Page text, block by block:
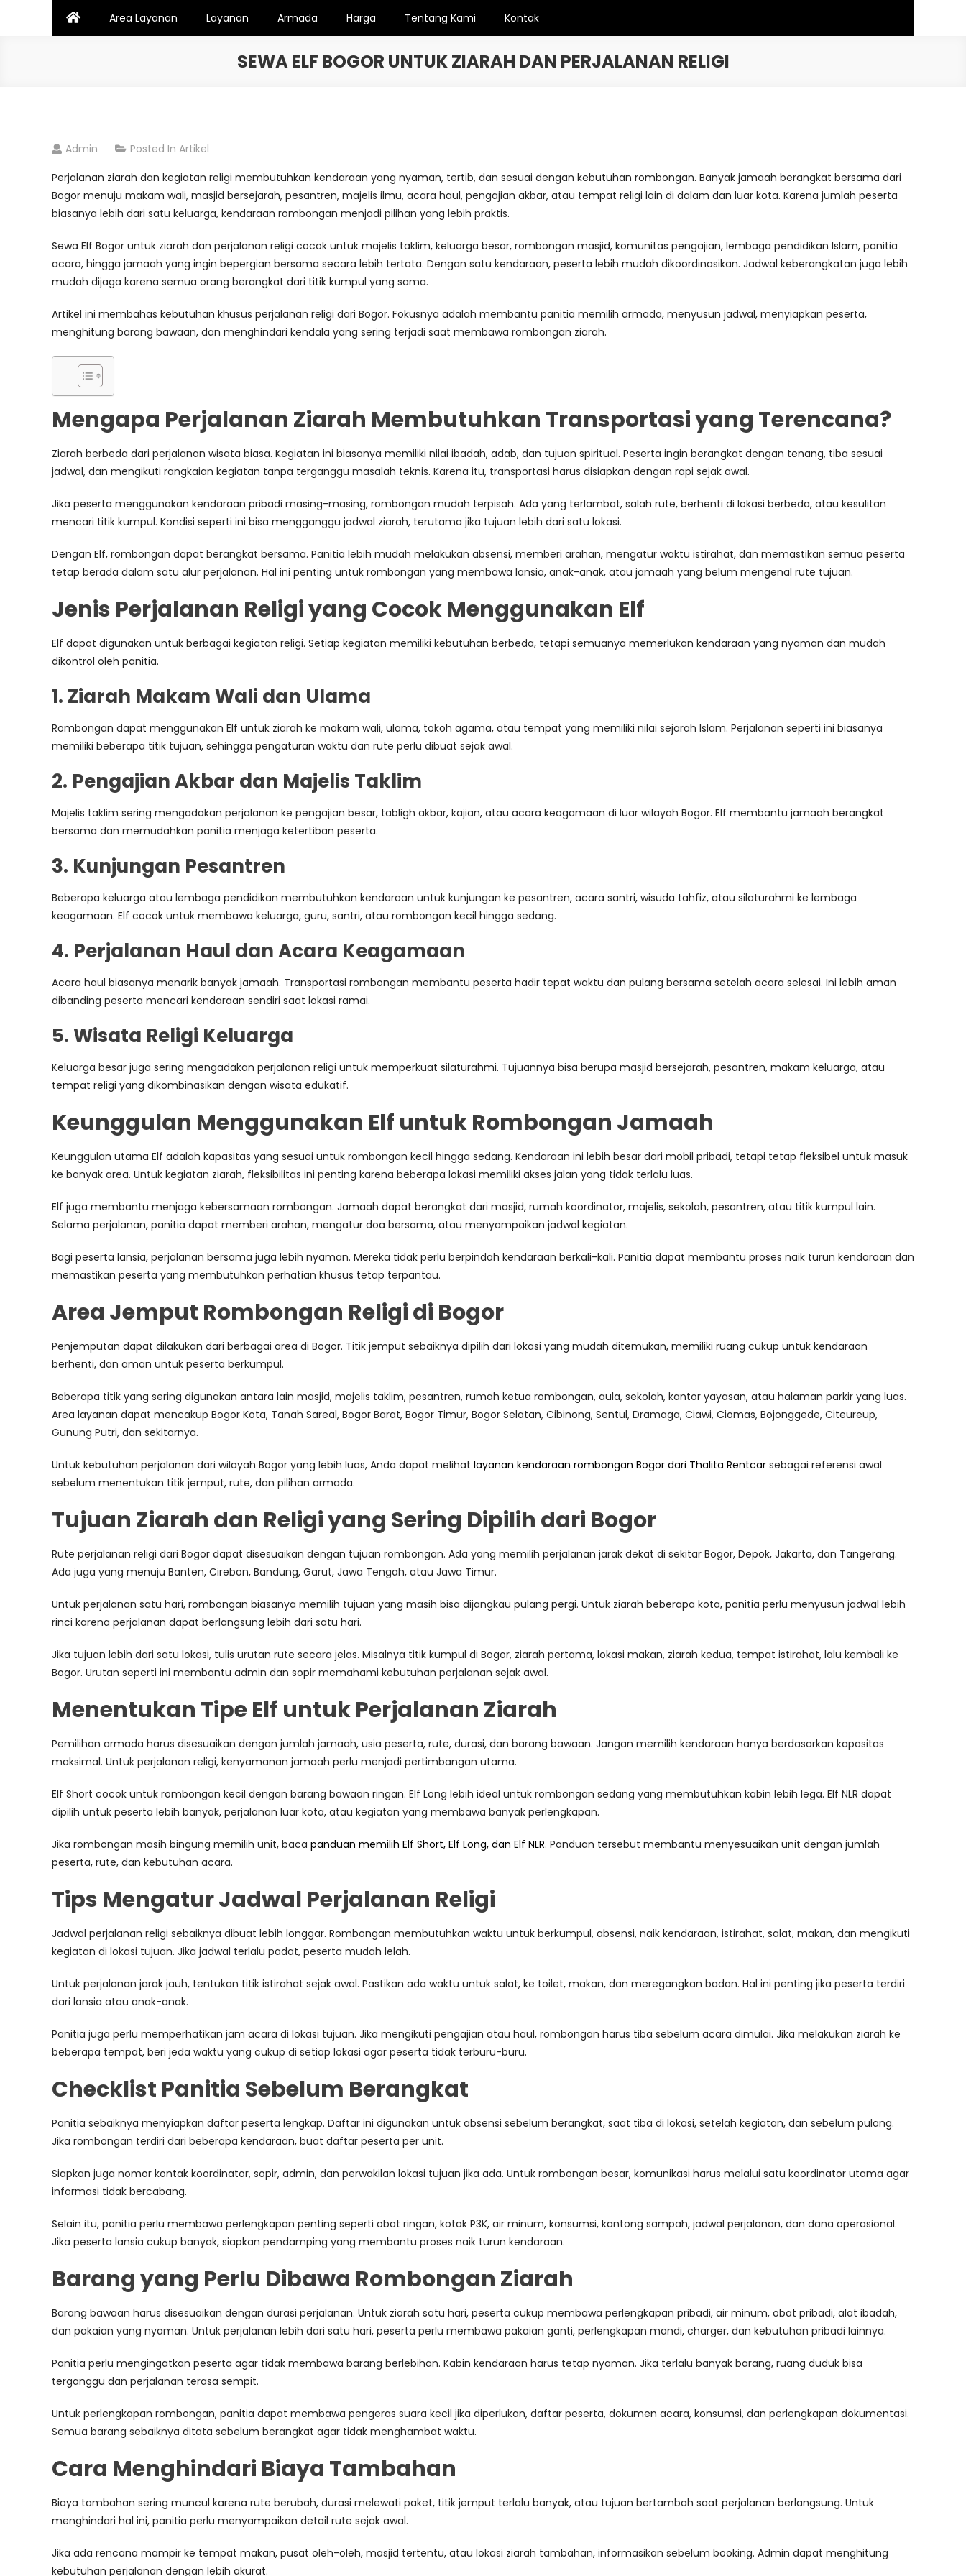
Area Layanan Layanan Armada Harga Tentang Kami Kontak
SEWA ELF BOGOR UNTUK ZIARAH DAN PERJALANAN RELIGI
Admin Posted In Artikel
Perjalanan ziarah dan kegiatan religi membutuhkan kendaraan yang nyaman, tertib, dan sesuai dengan kebutuhan rombongan. Banyak jamaah berangkat bersama dari
Bogor menuju makam wali, masjid bersejarah, pesantren, majelis ilmu, acara haul, pengajian akbar, atau tempat religi lain di dalam dan luar kota. Karena jumlah peserta
biasanya lebih dari satu keluarga, kendaraan rombongan menjadi pilihan yang lebih praktis.
Sewa Elf Bogor untuk ziarah dan perjalanan religi cocok untuk majelis taklim, keluarga besar, rombongan masjid, komunitas pengajian, lembaga pendidikan Islam, panitia
acara, hingga jamaah yang ingin bepergian bersama secara lebih tertata. Dengan satu kendaraan, peserta lebih mudah dikoordinasikan. Jadwal keberangkatan juga lebih
mudah dijaga karena semua orang berangkat dari titik kumpul yang sama.
Artikel ini membahas kebutuhan khusus perjalanan religi dari Bogor. Fokusnya adalah membantu panitia memilih armada, menyusun jadwal, menyiapkan peserta,
menghitung barang bawaan, dan menghindari kendala yang sering terjadi saat membawa rombongan ziarah.
Mengapa Perjalanan Ziarah Membutuhkan Transportasi yang Terencana?
Ziarah berbeda dari perjalanan wisata biasa. Kegiatan ini biasanya memiliki nilai ibadah, adab, dan tujuan spiritual. Peserta ingin berangkat dengan tenang, tiba sesuai
jadwal, dan mengikuti rangkaian kegiatan tanpa terganggu masalah teknis. Karena itu, transportasi harus disiapkan dengan rapi sejak awal.
Jika peserta menggunakan kendaraan pribadi masing-masing, rombongan mudah terpisah. Ada yang terlambat, salah rute, berhenti di lokasi berbeda, atau kesulitan
mencari titik kumpul. Kondisi seperti ini bisa mengganggu jadwal ziarah, terutama jika tujuan lebih dari satu lokasi.
Dengan Elf, rombongan dapat berangkat bersama. Panitia lebih mudah melakukan absensi, memberi arahan, mengatur waktu istirahat, dan memastikan semua peserta
tetap berada dalam satu alur perjalanan. Hal ini penting untuk rombongan yang membawa lansia, anak-anak, atau jamaah yang belum mengenal rute tujuan.
Jenis Perjalanan Religi yang Cocok Menggunakan Elf
Elf dapat digunakan untuk berbagai kegiatan religi. Setiap kegiatan memiliki kebutuhan berbeda, tetapi semuanya memerlukan kendaraan yang nyaman dan mudah
dikontrol oleh panitia.
1. Ziarah Makam Wali dan Ulama
Rombongan dapat menggunakan Elf untuk ziarah ke makam wali, ulama, tokoh agama, atau tempat yang memiliki nilai sejarah Islam. Perjalanan seperti ini biasanya
memiliki beberapa titik tujuan, sehingga pengaturan waktu dan rute perlu dibuat sejak awal.
2. Pengajian Akbar dan Majelis Taklim
Majelis taklim sering mengadakan perjalanan ke pengajian besar, tabligh akbar, kajian, atau acara keagamaan di luar wilayah Bogor. Elf membantu jamaah berangkat
bersama dan memudahkan panitia menjaga ketertiban peserta.
3. Kunjungan Pesantren
Beberapa keluarga atau lembaga pendidikan membutuhkan kendaraan untuk kunjungan ke pesantren, acara santri, wisuda tahfiz, atau silaturahmi ke lembaga
keagamaan. Elf cocok untuk membawa keluarga, guru, santri, atau rombongan kecil hingga sedang.
4. Perjalanan Haul dan Acara Keagamaan
Acara haul biasanya menarik banyak jamaah. Transportasi rombongan membantu peserta hadir tepat waktu dan pulang bersama setelah acara selesai. Ini lebih aman
dibanding peserta mencari kendaraan sendiri saat lokasi ramai.
5. Wisata Religi Keluarga
Keluarga besar juga sering mengadakan perjalanan religi untuk memperkuat silaturahmi. Tujuannya bisa berupa masjid bersejarah, pesantren, makam keluarga, atau
tempat religi yang dikombinasikan dengan wisata edukatif.
Keunggulan Menggunakan Elf untuk Rombongan Jamaah
Keunggulan utama Elf adalah kapasitas yang sesuai untuk rombongan kecil hingga sedang. Kendaraan ini lebih besar dari mobil pribadi, tetapi tetap fleksibel untuk masuk
ke banyak area. Untuk kegiatan ziarah, fleksibilitas ini penting karena beberapa lokasi memiliki akses jalan yang tidak terlalu luas.
Elf juga membantu menjaga kebersamaan rombongan. Jamaah dapat berangkat dari masjid, rumah koordinator, majelis, sekolah, pesantren, atau titik kumpul lain.
Selama perjalanan, panitia dapat memberi arahan, mengatur doa bersama, atau menyampaikan jadwal kegiatan.
Bagi peserta lansia, perjalanan bersama juga lebih nyaman. Mereka tidak perlu berpindah kendaraan berkali-kali. Panitia dapat membantu proses naik turun kendaraan dan
memastikan peserta yang membutuhkan perhatian khusus tetap terpantau.
Area Jemput Rombongan Religi di Bogor
Penjemputan dapat dilakukan dari berbagai area di Bogor. Titik jemput sebaiknya dipilih dari lokasi yang mudah ditemukan, memiliki ruang cukup untuk kendaraan
berhenti, dan aman untuk peserta berkumpul.
Beberapa titik yang sering digunakan antara lain masjid, majelis taklim, pesantren, rumah ketua rombongan, aula, sekolah, kantor yayasan, atau halaman parkir yang luas.
Area layanan dapat mencakup Bogor Kota, Tanah Sareal, Bogor Barat, Bogor Timur, Bogor Selatan, Cibinong, Sentul, Dramaga, Ciawi, Ciomas, Bojonggede, Citeureup,
Gunung Putri, dan sekitarnya.
Untuk kebutuhan perjalanan dari wilayah Bogor yang lebih luas, Anda dapat melihat layanan kendaraan rombongan Bogor dari Thalita Rentcar sebagai referensi awal
sebelum menentukan titik jemput, rute, dan pilihan armada.
Tujuan Ziarah dan Religi yang Sering Dipilih dari Bogor
Rute perjalanan religi dari Bogor dapat disesuaikan dengan tujuan rombongan. Ada yang memilih perjalanan jarak dekat di sekitar Bogor, Depok, Jakarta, dan Tangerang.
Ada juga yang menuju Banten, Cirebon, Bandung, Garut, Jawa Tengah, atau Jawa Timur.
Untuk perjalanan satu hari, rombongan biasanya memilih tujuan yang masih bisa dijangkau pulang pergi. Untuk ziarah beberapa kota, panitia perlu menyusun jadwal lebih
rinci karena perjalanan dapat berlangsung lebih dari satu hari.
Jika tujuan lebih dari satu lokasi, tulis urutan rute secara jelas. Misalnya titik kumpul di Bogor, ziarah pertama, lokasi makan, ziarah kedua, tempat istirahat, lalu kembali ke
Bogor. Urutan seperti ini membantu admin dan sopir memahami kebutuhan perjalanan sejak awal.
Menentukan Tipe Elf untuk Perjalanan Ziarah
Pemilihan armada harus disesuaikan dengan jumlah jamaah, usia peserta, rute, durasi, dan barang bawaan. Jangan memilih kendaraan hanya berdasarkan kapasitas
maksimal. Untuk perjalanan religi, kenyamanan jamaah perlu menjadi pertimbangan utama.
Elf Short cocok untuk rombongan kecil dengan barang bawaan ringan. Elf Long lebih ideal untuk rombongan sedang yang membutuhkan kabin lebih lega. Elf NLR dapat
dipilih untuk peserta lebih banyak, perjalanan luar kota, atau kegiatan yang membawa banyak perlengkapan.
Jika rombongan masih bingung memilih unit, baca panduan memilih Elf Short, Elf Long, dan Elf NLR. Panduan tersebut membantu menyesuaikan unit dengan jumlah
peserta, rute, dan kebutuhan acara.
Tips Mengatur Jadwal Perjalanan Religi
Jadwal perjalanan religi sebaiknya dibuat lebih longgar. Rombongan membutuhkan waktu untuk berkumpul, absensi, naik kendaraan, istirahat, salat, makan, dan mengikuti
kegiatan di lokasi tujuan. Jika jadwal terlalu padat, peserta mudah lelah.
Untuk perjalanan jarak jauh, tentukan titik istirahat sejak awal. Pastikan ada waktu untuk salat, ke toilet, makan, dan meregangkan badan. Hal ini penting jika peserta terdiri
dari lansia atau anak-anak.
Panitia juga perlu memperhatikan jam acara di lokasi tujuan. Jika mengikuti pengajian atau haul, rombongan harus tiba sebelum acara dimulai. Jika melakukan ziarah ke
beberapa tempat, beri jeda waktu yang cukup di setiap lokasi agar peserta tidak terburu-buru.
Checklist Panitia Sebelum Berangkat
Panitia sebaiknya menyiapkan daftar peserta lengkap. Daftar ini digunakan untuk absensi sebelum berangkat, saat tiba di lokasi, setelah kegiatan, dan sebelum pulang.
Jika rombongan terdiri dari beberapa kendaraan, buat daftar peserta per unit.
Siapkan juga nomor kontak koordinator, sopir, admin, dan perwakilan lokasi tujuan jika ada. Untuk rombongan besar, komunikasi harus melalui satu koordinator utama agar
informasi tidak bercabang.
Selain itu, panitia perlu membawa perlengkapan penting seperti obat ringan, kotak P3K, air minum, konsumsi, kantong sampah, jadwal perjalanan, dan dana operasional.
Jika peserta lansia cukup banyak, siapkan pendamping yang membantu proses naik turun kendaraan.
Barang yang Perlu Dibawa Rombongan Ziarah
Barang bawaan harus disesuaikan dengan durasi perjalanan. Untuk ziarah satu hari, peserta cukup membawa perlengkapan pribadi, air minum, obat pribadi, alat ibadah,
dan pakaian yang nyaman. Untuk perjalanan lebih dari satu hari, peserta perlu membawa pakaian ganti, perlengkapan mandi, charger, dan kebutuhan pribadi lainnya.
Panitia perlu mengingatkan peserta agar tidak membawa barang berlebihan. Kabin kendaraan harus tetap nyaman. Jika terlalu banyak barang, ruang duduk bisa
terganggu dan perjalanan terasa sempit.
Untuk perlengkapan rombongan, panitia dapat membawa pengeras suara kecil jika diperlukan, daftar peserta, dokumen acara, konsumsi, dan perlengkapan dokumentasi.
Semua barang sebaiknya ditata sebelum berangkat agar tidak menghambat waktu.
Cara Menghindari Biaya Tambahan
Biaya tambahan sering muncul karena rute berubah, durasi melewati paket, titik jemput terlalu banyak, atau tujuan bertambah saat perjalanan berlangsung. Untuk
menghindari hal ini, panitia perlu menyampaikan detail rute sejak awal.
Jika ada rencana mampir ke tempat makan, pusat oleh-oleh, masjid tertentu, atau lokasi ziarah tambahan, informasikan sebelum booking. Admin dapat menghitung
kebutuhan perjalanan dengan lebih akurat.